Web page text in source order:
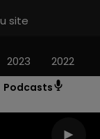
Podcasts
site
2023 2022